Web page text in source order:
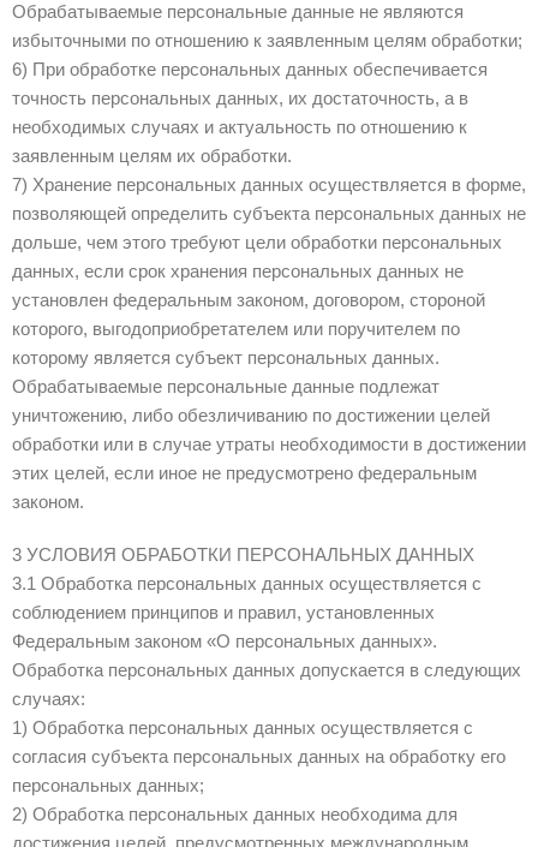
Обрабатываемые персональные данные не являются
избыточными по отношению к заявленным целям обработки;
6) При обработке персональных данных обеспечивается
точность персональных данных, их достаточность, а в
необходимых случаях и актуальность по отношению к
заявленным целям их обработки.
7) Хранение персональных данных осуществляется в форме,
позволяющей определить субъекта персональных данных не
дольше, чем этого требуют цели обработки персональных
данных, если срок хранения персональных данных не
установлен федеральным законом, договором, стороной
которого, выгодоприобретателем или поручителем по
которому является субъект персональных данных.
Обрабатываемые персональные данные подлежат
уничтожению, либо обезличиванию по достижении целей
обработки или в случае утраты необходимости в достижении
этих целей, если иное не предусмотрено федеральным
законом.
3 УСЛОВИЯ ОБРАБОТКИ ПЕРСОНАЛЬНЫХ ДАННЫХ
3.1 Обработка персональных данных осуществляется с
соблюдением принципов и правил, установленных
Федеральным законом «О персональных данных».
Обработка персональных данных допускается в следующих
случаях:
1) Обработка персональных данных осуществляется с
согласия субъекта персональных данных на обработку его
персональных данных;
2) Обработка персональных данных необходима для
достижения целей, предусмотренных международным